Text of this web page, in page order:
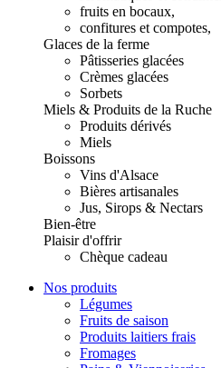
fruits en bocaux,
confitures et compotes,
Glaces de la ferme
Pâtisseries glacées
Crèmes glacées
Sorbets
Miels & Produits de la Ruche
Produits dérivés
Miels
Boissons
Vins d'Alsace
Bières artisanales
Jus, Sirops & Nectars
Bien-être
Plaisir d'offrir
Chèque cadeau
Nos produits
Légumes
Fruits de saison
Produits laitiers frais
Fromages